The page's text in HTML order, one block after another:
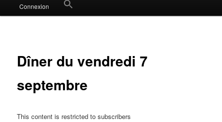
Connexion Search
Search Button
Dîner du vendredi 7
septembre
This content is restricted to subscribers